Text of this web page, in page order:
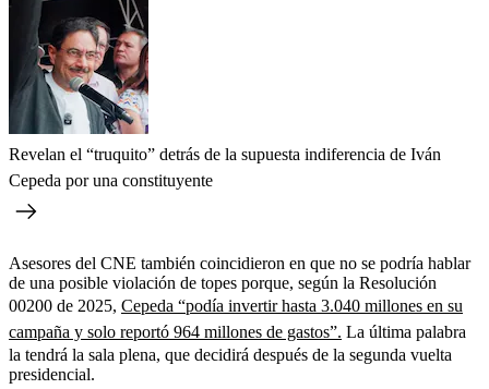
Revelan el “truquito” detrás de la supuesta indiferencia de Iván
Cepeda por una constituyente
Asesores del CNE también coincidieron en que no se podría hablar
de una posible violación de topes porque, según la Resolución
00200 de 2025, Cepeda “podía invertir hasta 3.040 millones en su
campaña y solo reportó 964 millones de gastos”. La última palabra
la tendrá la sala plena, que decidirá después de la segunda vuelta
presidencial.